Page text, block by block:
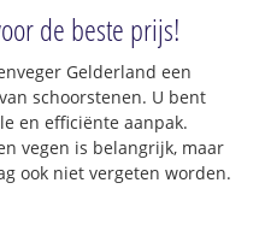
de beste prijs!
Gelderland een
schoorstenen. U bent
en efficiënte aanpak.
vegen is belangrijk, maar
ook niet vergeten worden.